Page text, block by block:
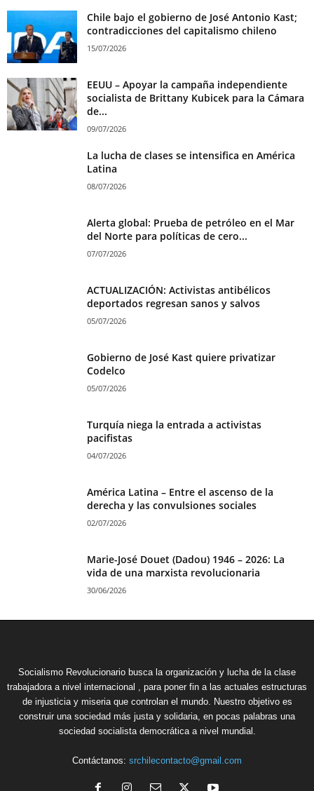
Chile bajo el gobierno de José Antonio Kast;
contradicciones del capitalismo chileno
15/07/2026
EEUU – Apoyar la campaña independiente
socialista de Brittany Kubicek para la Cámara
de...
09/07/2026
La lucha de clases se intensifica en América
Latina
08/07/2026
Alerta global: Prueba de petróleo en el Mar
del Norte para políticas de cero...
07/07/2026
ACTUALIZACIÓN: Activistas antibélicos
deportados regresan sanos y salvos
05/07/2026
Gobierno de José Kast quiere privatizar
Codelco
05/07/2026
Turquía niega la entrada a activistas
pacifistas
04/07/2026
América Latina – Entre el ascenso de la
derecha y las convulsiones sociales
02/07/2026
Marie-José Douet (Dadou) 1946 – 2026: La
vida de una marxista revolucionaria
30/06/2026
Socialismo Revolucionario busca la organización y lucha de la clase
trabajadora a nivel internacional , para poner fin a las actuales estructuras
de injusticia y miseria que controlan el mundo. Nuestro objetivo es
construir una sociedad más justa y solidaria, en pocas palabras una
sociedad socialista democrática a nivel mundial.
Contáctanos: srchilecontacto@gmail.com